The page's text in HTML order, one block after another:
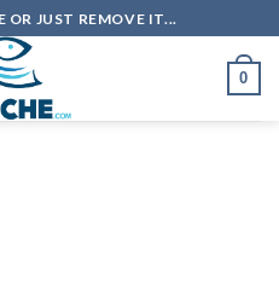
OR JUST REMOVE IT...
0